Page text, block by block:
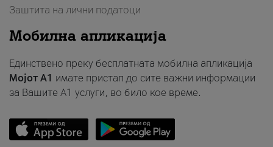
Заштита на лични податоци
Мобилна апликација
Единствено преку бесплатната мобилна апликација
Мојот A1 имате пристап до сите важни информации
за Вашите A1 услуги, во било кое време.